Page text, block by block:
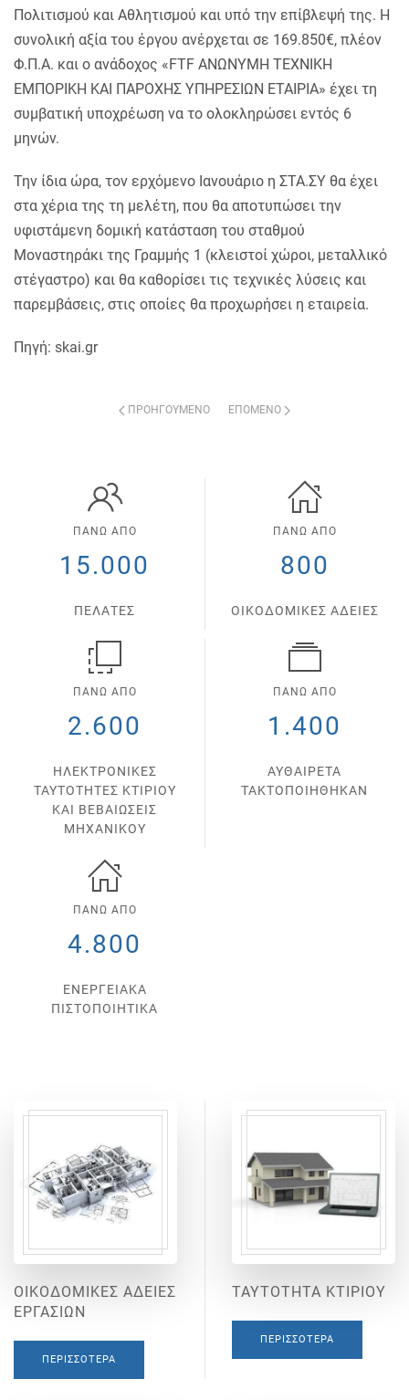
Πολιτισμού και Αθλητισμού και υπό την επίβλεψή της. Η
συνολική αξία του έργου ανέρχεται σε 169.850€, πλέον
Φ.Π.Α. και ο ανάδοχος «FTF ΑΝΩΝΥMΗ ΤΕΧΝΙΚΗ
ΕΜΠΟΡΙΚΗ ΚΑΙ ΠΑΡΟΧΗΣ ΥΠΗΡΕΣΙΩΝ ΕΤΑΙΡΙΑ» έχει τη
συμβατική υποχρέωση να το ολοκληρώσει εντός 6
μηνών.
Την ίδια ώρα, τον ερχόμενο Ιανουάριο η ΣΤΑ.ΣΥ θα έχει
στα χέρια της τη μελέτη, που θα αποτυπώσει την
υφιστάμενη δομική κατάσταση του σταθμού
Μοναστηράκι της Γραμμής 1 (κλειστοί χώροι, μεταλλικό
στέγαστρο) και θα καθορίσει τις τεχνικές λύσεις και
παρεμβάσεις, στις οποίες θα προχωρήσει η εταιρεία.
Πηγή: skai.gr
ΠΡΟΗΓΟΎΜΕΝΟ ΕΠΌΜΕΝΟ
ΠΑΝΩ ΑΠΟ
15.000
ΠΕΛΑΤΕΣ
ΠΑΝΩ ΑΠΟ
800
ΟΙΚΟΔΟΜΙΚΕΣ ΑΔΕΙΕΣ
ΠΑΝΩ ΑΠΟ
2.600
ΗΛΕΚΤΡΟΝΙΚΕΣ
ΤΑΥΤΟΤΗΤΕΣ ΚΤΙΡΙΟΥ
ΚΑΙ ΒΕΒΑΙΩΣΕΙΣ
ΜΗΧΑΝΙΚΟΥ
ΠΑΝΩ ΑΠΟ
1.400
ΑΥΘΑΙΡΕΤΑ
ΤΑΚΤΟΠΟΙΗΘΗΚΑΝ
ΠΑΝΩ ΑΠΟ
4.800
ΕΝΕΡΓΕΙΑΚΑ
ΠΙΣΤΟΠΟΙΗΤΙΚΑ
ΟΙΚΟΔΟΜΙΚΕΣ ΑΔΕΙΕΣ
ΕΡΓΑΣΙΩΝ
ΠΕΡΙΣΣΌΤΕΡΑ
ΤΑΥΤΟΤΗΤΑ ΚΤΙΡΙΟΥ
ΠΕΡΙΣΣΌΤΕΡΑ